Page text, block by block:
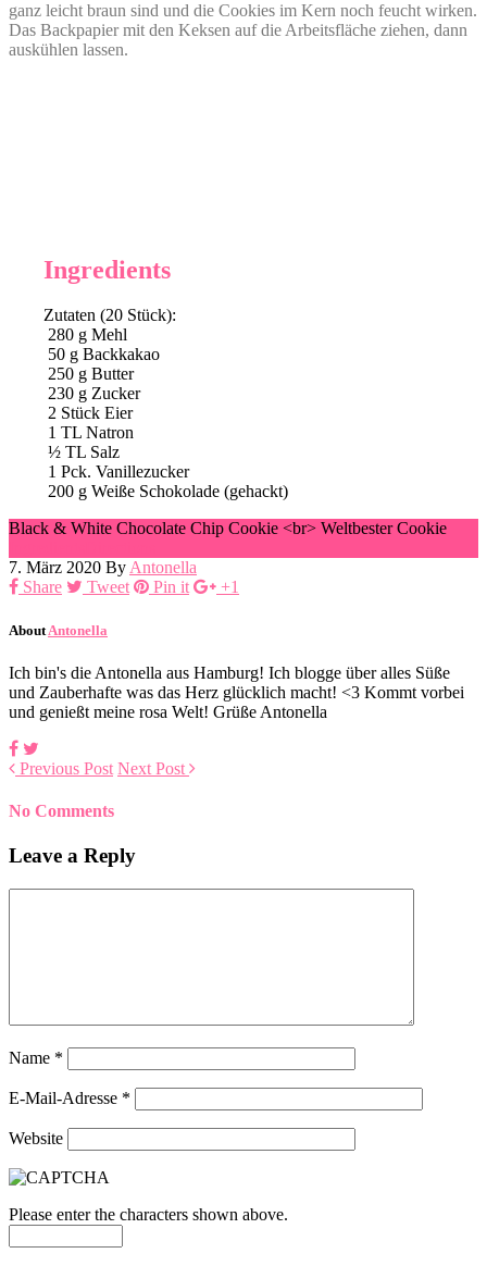
ganz leicht braun sind und die Cookies im Kern noch feucht wirken.
Das Backpapier mit den Keksen auf die Arbeitsfläche ziehen, dann
auskühlen lassen.
Ingredients
Zutaten (20 Stück):
280 g Mehl
50 g Backkakao
250 g Butter
230 g Zucker
2 Stück Eier
1 TL Natron
½ TL Salz
1 Pck. Vanillezucker
200 g Weiße Schokolade (gehackt)
Black & White Chocolate Chip Cookie <br> Weltbester Cookie
7. März 2020 ByAntonella
Share
Tweet Pin it +1
About Antonella
Ich bin's die Antonella aus Hamburg! Ich blogge über alles Süße
und Zauberhafte was das Herz glücklich macht! <3 Kommt vorbei
und genießt meine rosa Welt! Grüße Antonella
Previous Post Next Post
No Comments
Leave a Reply
Name *
E-Mail-Adresse *
Website
Please enter the characters shown above.